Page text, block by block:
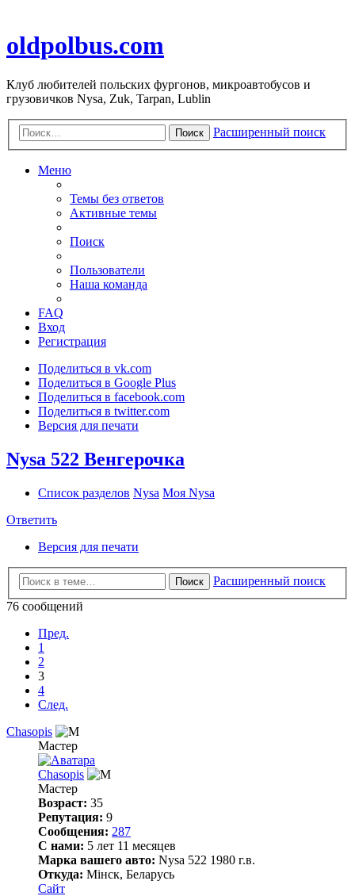
oldpolbus.com
Клуб любителей польских фургонов, микроавтобусов и
грузовичков Nysa, Zuk, Tarpan, Lublin
Поиск Расширенный поиск
Меню
Темы без ответов
Активные темы
Поиск
Пользователи
Наша команда
FAQ
Вход
Регистрация
Поделиться в vk.com
Поделиться в Google Plus
Поделиться в facebook.com
Поделиться в twitter.com
Версия для печати
Nysa 522 Венгерочка
Список разделов Nysa Моя Nysa
Ответить
Версия для печати
Поиск
Расширенный поиск
76 сообщений
Пред.
1
2
3
4
След.
Chasopis
Мастер
Chasopis
Мастер
Возраст: 35
Репутация: 9
Сообщения: 287
С нами: 5 лет 11 месяцев
Марка вашего авто: Nysa 522 1980 г.в.
Откуда: Мінск, Беларусь
Сайт